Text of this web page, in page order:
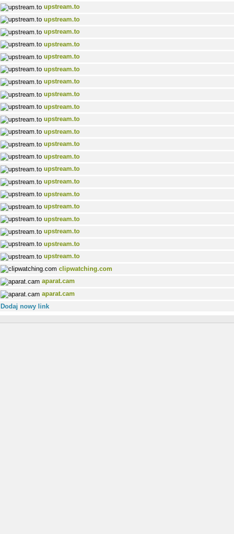
upstream.to
upstream.to
upstream.to
upstream.to
upstream.to
upstream.to
upstream.to
upstream.to
upstream.to
upstream.to
upstream.to
upstream.to
upstream.to
upstream.to
upstream.to
upstream.to
upstream.to
upstream.to
upstream.to
upstream.to
upstream.to
clipwatching.com
aparat.cam
aparat.cam
Dodaj nowy link